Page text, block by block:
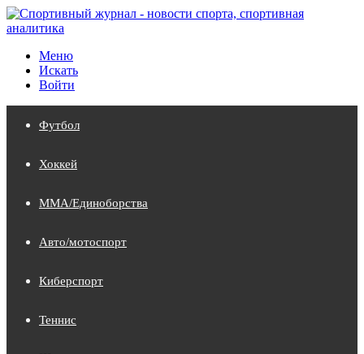
Меню
Искать
Войти
Футбол
Хоккей
MMA/Единоборства
Авто/мотоспорт
Киберспорт
Теннис